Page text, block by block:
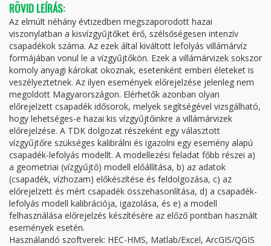
RÖVID LEÍRÁS:
Az elmúlt néhány évtizedben megszaporodott hazai
viszonylatban a kisvízgyűjtőket érő, szélsőségesen intenzív
csapadékok száma. Az ezek által kiváltott lefolyás villámárvíz
formájában vonul le a vízgyűjtőkön. Ezek a villámárvizek sokszor
komoly anyagi károkat okoznak, esetenként emberi életeket is
veszélyeztetnek. Az ilyen események előrejelzése jelenleg nem
megoldott Magyarországon. Elérhetők azonban olyan
előrejelzett csapadék idősorok, melyek segítségével vizsgálható,
hogy lehetséges-e hazai kis vízgyűjtőinkre a villámárvizek
előrejelzése. A TDK dolgozat részeként egy választott
vízgyűjtőre szükséges kalibrálni és igazolni egy esemény alapú
csapadék-lefolyás modellt. A modellezési feladat főbb részei a)
a geometriai (vízgyűjtő) modell előállítása, b) az adatok
(csapadék, vízhozam) előkészítése és feldolgozása, c) az
előrejelzett és mért csapadék összehasonlítása, d) a csapadék-
lefolyás modell kalibrációja, igazolása, és e) a modell
felhasználása előrejelzés készítésére az előző pontban használt
események esetén.
Használandó szoftverek: HEC-HMS, Matlab/Excel, ArcGIS/QGIS